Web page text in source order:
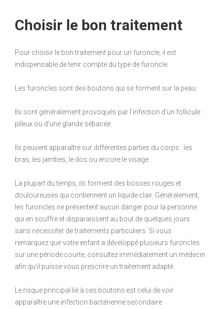
Choisir le bon traitement
Pour choisir le bon traitement pour un furoncle, il est
indispensable de tenir compte du type de furoncle.
Les furoncles sont des boutons qui se forment sur la peau.
Ils sont généralement provoqués par l’infection d’un follicule
pileux ou d’une glande sébacée.
Ils peuvent apparaître sur différentes parties du corps : les
bras, les jambes, le dos ou encore le visage.
La plupart du temps, ils forment des bosses rouges et
douloureuses qui contiennent un liquide clair. Généralement,
les furoncles ne présentent aucun danger pour la personne
qui en souffre et disparaissent au bout de quelques jours
sans nécessiter de traitements particuliers. Si vous
remarquez que votre enfant a développé plusieurs furoncles
sur une période courte, consultez immédiatement un médecin
afin qu’il puisse vous prescrire un traitement adapté.
Le risque principal lié à ces boutons est celui de voir
apparaître une infection bactérienne secondaire